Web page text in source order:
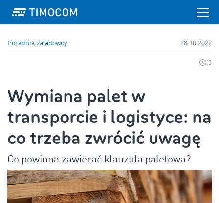
Poradnik załadowcy 28.10.2022
3
Wymiana palet w
transporcie i logistyce: na
co trzeba zwrócić uwagę
Co powinna zawierać klauzula paletowa?